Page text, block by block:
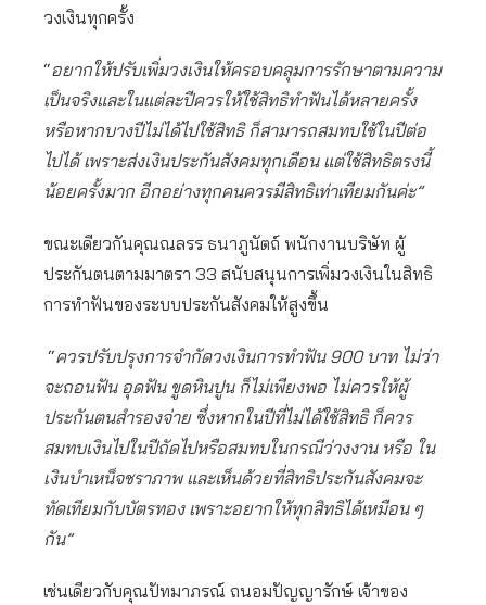
วงเงินทุกครั้ง
“อยากให้ปรับเพิ่มวงเงินให้ครอบคลุมการรักษาตามความ
เป็นจริงและในแต่ละปีควรให้ใช้สิทธิทำฟันได้หลายครั้ง
หรือหากบางปีไม่ได้ไปใช้สิทธิ ก็สามารถสมทบใช้ในปีต่อ
ไปได้ เพราะส่งเงินประกันสังคมทุกเดือน แต่ใช้สิทธิตรงนี้
น้อยครั้งมาก อีกอย่างทุกคนควรมีสิทธิเท่าเทียมกันค่ะ”
ขณะเดียวกันคุณณลรร ธนาภูนัตถ์ พนักงานบริษัท ผู้
ประกันตนตามมาตรา 33 สนับสนุนการเพิ่มวงเงินในสิทธิ
การทำฟันของระบบประกันสังคมให้สูงขึ้น
“ควรปรับปรุงการจำกัดวงเงินการทำฟัน 900 บาท ไม่ว่า
จะถอนฟัน อุดฟัน ขูดหินปูน ก็ไม่เพียงพอ ไม่ควรให้ผู้
ประกันตนสำรองจ่าย ซึ่งหากในปีที่ไม่ได้ใช้สิทธิ ก็ควร
สมทบเงินไปในปีถัดไปหรือสมทบในกรณีว่างงาน หรือ ใน
เงินบำเหน็จชราภาพ และเห็นด้วยที่สิทธิประกันสังคมจะ
ทัดเทียมกับบัตรทอง เพราะอยากให้ทุกสิทธิได้เหมือน ๆ
กัน”
เช่นเดียวกับคุณปัทมาภรณ์ ถนอมปัญญารักษ์ เจ้าของ